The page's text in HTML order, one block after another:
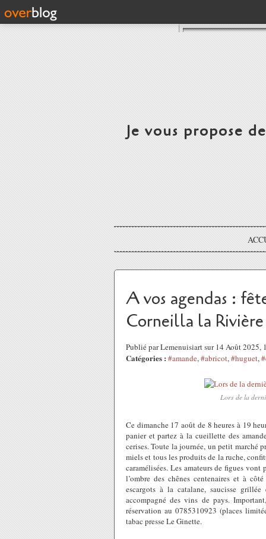
Je vous propose
A vos agendas :
Corneilla la
Publié par Lemenuisiart sur 14 Août 2025,
Catégories : #amande,#abricot,#huguet,
Lors de la
Ce dimanche 17 août de 8 heures à 19
panier et partez à la cueillette des
cerises. Toute la journée, un petit marché
miels et tous les produits de la ruche,
caramélisées. Les amateurs de figues
l’ombre des chênes centenaires et à
escargots à la catalane, saucisse
accompagné des vins de pays.
réservation au 0785310923 (places
tabac presse Le Ginette.